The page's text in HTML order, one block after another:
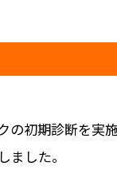
の初期診断を実
ました。